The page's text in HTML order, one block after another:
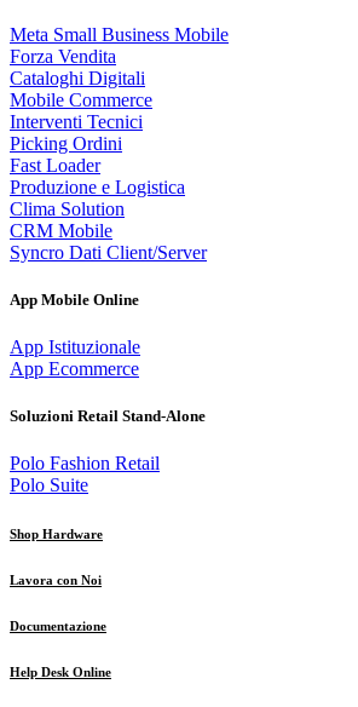
Meta Small Business Mobile
Forza Vendita
Cataloghi Digitali
Mobile Commerce
Interventi Tecnici
Picking Ordini
Fast Loader
Produzione e Logistica
Clima Solution
CRM Mobile
Syncro Dati Client/Server
App Mobile Online
App Istituzionale
App Ecommerce
Soluzioni Retail Stand-Alone
Polo Fashion Retail
Polo Suite
Shop Hardware
Lavora con Noi
Documentazione
Help Desk Online